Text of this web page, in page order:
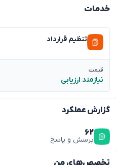
گزارش عملکرد
۶۲
پرسش و پاسخ
تخصص‌های من
خدمات
تنظیم قرارداد
قیمت
نیازمند ارزیابی